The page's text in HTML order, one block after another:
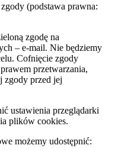
(podstawa prawna:
zgodę na
– e-mail. Nie będziemy
Cofnięcie zgody
przetwarzania,
zgody przed jej
ustawienia przeglądarki
plików cookies.
możemy udostępnić: